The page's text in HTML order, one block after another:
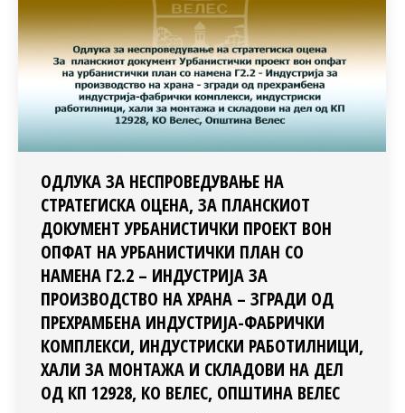
ОДЛУКА ЗА НЕСПРОВЕДУВАЊЕ НА
СТРАТЕГИСКА ОЦЕНА, ЗА ПЛАНСКИОТ
ДОКУМЕНТ УРБАНИСТИЧКИ ПРОЕКТ ВОН
ОПФАТ НА УРБАНИСТИЧКИ ПЛАН СО
НАМЕНА Г2.2 – ИНДУСТРИЈА ЗА
ПРОИЗВОДСТВО НА ХРАНА – ЗГРАДИ ОД
ПРЕХРАМБЕНА ИНДУСТРИЈА-ФАБРИЧКИ
КОМПЛЕКСИ, ИНДУСТРИСКИ РАБОТИЛНИЦИ,
ХАЛИ ЗА МОНТАЖА И СКЛАДОВИ НА ДЕЛ
ОД КП 12928, КО ВЕЛЕС, ОПШТИНА ВЕЛЕС